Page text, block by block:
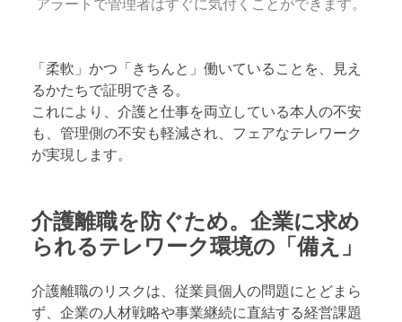
アラートで管理者はすぐに気付くことができます。
「柔軟」かつ「きちんと」働いていることを、見え
るかたちで証明できる。
これにより、介護と仕事を両立している本人の不安
も、管理側の不安も軽減され、フェアなテレワーク
が実現します。
介護離職を防ぐため。企業に求め
られるテレワーク環境の「備え」
介護離職のリスクは、従業員個人の問題にとどまら
ず、企業の人材戦略や事業継続に直結する経営課題